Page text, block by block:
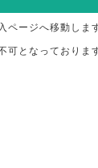
ージへ移動しま
可となっておりま